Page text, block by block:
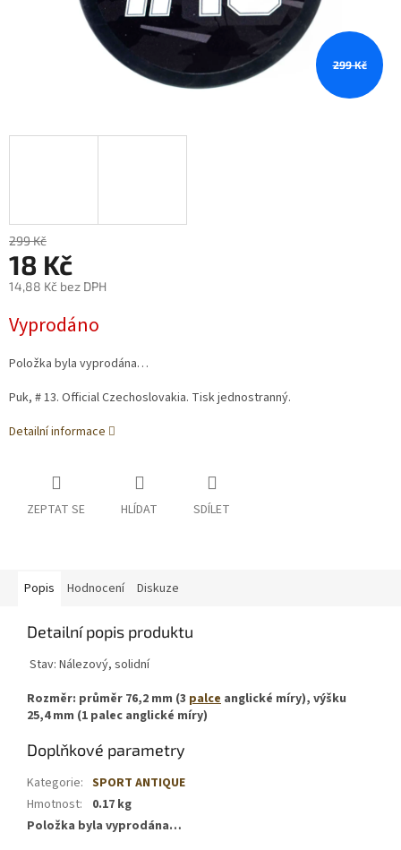
299 Kč
299 Kč
18 Kč
14,88 Kč bez DPH
cena:
Vyprodáno
Položka byla vyprodána…
Puk, # 13. Official Czechoslovakia. Tisk jednostranný.
Detailní informace
ZEPTAT SE HLÍDAT SDÍLET
Popis Hodnocení Diskuze
Detailní popis produktu
Stav: Nálezový, solidní
Rozměr: průměr 76,2 mm (3 palce anglické míry), výšku
25,4 mm (1 palec anglické míry)
Doplňkové parametry
Kategorie: SPORT ANTIQUE
Hmotnost:
0.17 kg
Položka byla vyprodána…